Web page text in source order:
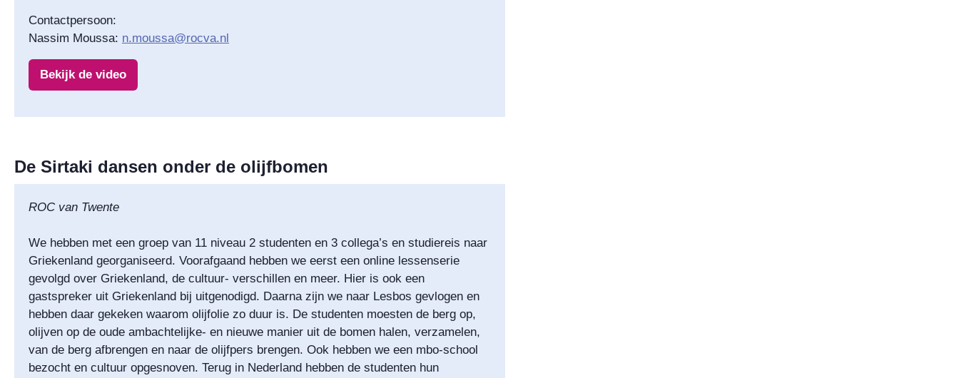
Contactpersoon:
Nassim Moussa: n.moussa@rocva.nl
Bekijk de video
De Sirtaki dansen onder de olijfbomen
ROC van Twente
We hebben met een groep van 11 niveau 2 studenten en 3 collega’s en studiereis naar
Griekenland georganiseerd. Voorafgaand hebben we eerst een online lessenserie
gevolgd over Griekenland, de cultuur- verschillen en meer. Hier is ook een
gastspreker uit Griekenland bij uitgenodigd. Daarna zijn we naar Lesbos gevlogen en
hebben daar gekeken waarom olijfolie zo duur is. De studenten moesten de berg op,
olijven op de oude ambachtelijke- en nieuwe manier uit de bomen halen, verzamelen,
van de berg afbrengen en naar de olijfpers brengen. Ook hebben we een mbo-school
bezocht en cultuur opgesnoven. Terug in Nederland hebben de studenten hun